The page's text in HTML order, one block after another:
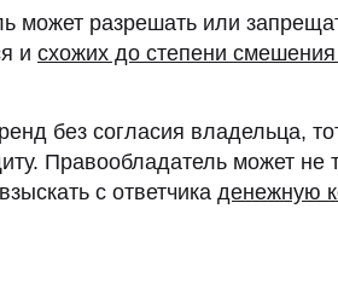
может разрешать или
и схожих до степени
без согласия владельца,
Правообладатель может не
с ответчика денежную